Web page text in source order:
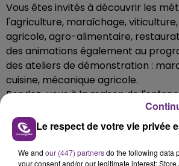
Vous êtes invités à découvrir les
l'agriculture, maraîchage,
agricole, agro-alimentaire,
des animations également au
des ateliers de démonstration :
cuisine, mécanique agricole.
Rendez-vous à la maison de
Contact 03 25 24 58 29 ou 03 25 46
Le respect de votre vie privée
We and our (447) partnersdo the following data
your consent and/or our legitimate interest: